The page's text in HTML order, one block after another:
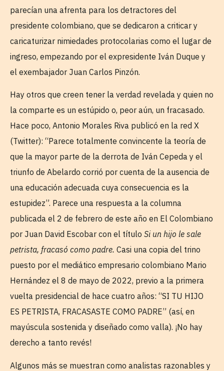
parecían una afrenta para los detractores del
presidente colombiano, que se dedicaron a criticar y
caricaturizar nimiedades protocolarias como el lugar de
ingreso, empezando por el expresidente Iván Duque y
el exembajador Juan Carlos Pinzón.
Hay otros que creen tener la verdad revelada y quien no
la comparte es un estúpido o, peor aún, un fracasado.
Hace poco, Antonio Morales Riva publicó en la red X
(Twitter): “Parece totalmente convincente la teoría de
que la mayor parte de la derrota de Iván Cepeda y el
triunfo de Abelardo corrió por cuenta de la ausencia de
una educación adecuada cuya consecuencia es la
estupidez”. Parece una respuesta a la columna
publicada el 2 de febrero de este año en El Colombiano
por Juan David Escobar con el título Si un hijo le sale
petrista, fracasó como padre. Casi una copia del trino
puesto por el mediático empresario colombiano Mario
Hernández el 8 de mayo de 2022, previo a la primera
vuelta presidencial de hace cuatro años: “SI TU HIJO
ES PETRISTA, FRACASASTE COMO PADRE” (así, en
mayúscula sostenida y diseñado como valla). ¡No hay
derecho a tanto revés!
Algunos más se muestran como analistas razonables y